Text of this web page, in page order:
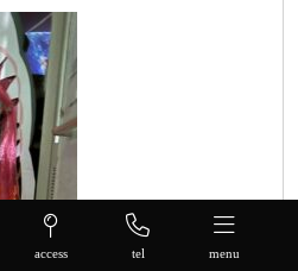
access tel menu